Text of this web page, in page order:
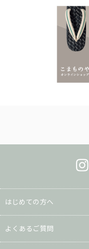
はじめての方へ
よくあるご質問